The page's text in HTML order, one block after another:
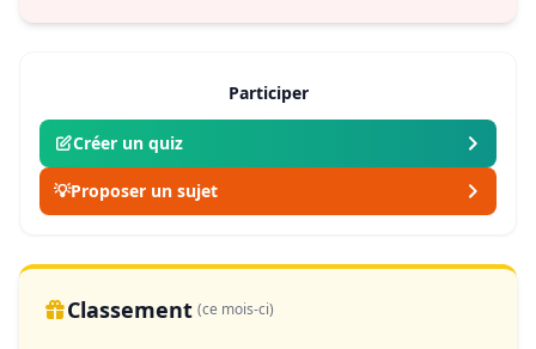
Participer
Créer un quiz
💡Proposer un sujet
Classement (ce mois-ci)